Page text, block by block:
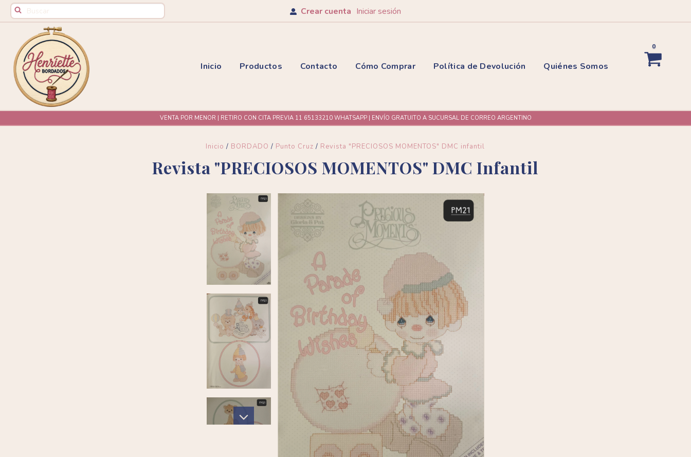
Crear cuenta Iniciar sesión
Inicio Productos Contacto Cómo Comprar Política de Devolución Quiénes Somos
0
VENTA POR MENOR | RETIRO CON CITA PREVIA 11 65133210 WHATSAPP | ENVÍO GRATUITO A SUCURSAL DE CORREO ARGENTINO
Inicio / BORDADO / Punto Cruz/ Revista "PRECIOSOS MOMENTOS" DMC infantil
Revista "PRECIOSOS MOMENTOS" DMC Infantil